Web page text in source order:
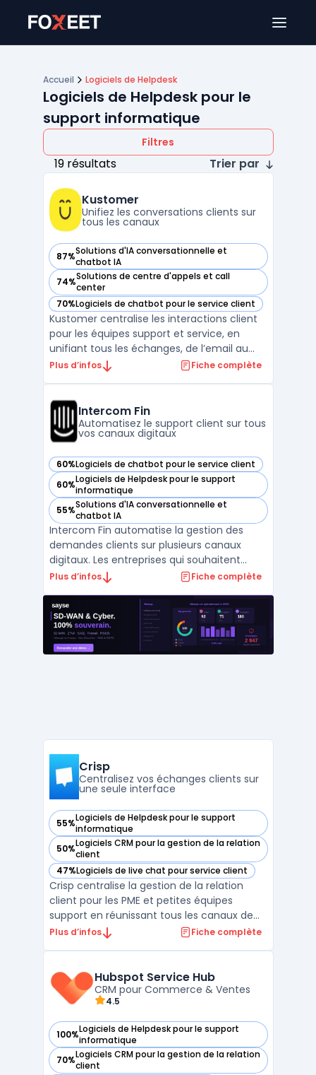
Accueil Logiciels de Helpdesk
Logiciels de Helpdesk pour le
support informatique
Filtres
19 résultats Trier par
Kustomer
Unifiez les conversations clients sur
tous les canaux
87%Solutions d'IA conversationnelle et
chatbot IA
— voir Kustomer dans cette catégorie
74%Solutions de centre d'appels et call
center
— voir Kustomer dans cette catégorie
70%Logiciels de chatbot pour le service client
— voir Kustomer dans cette catégorie
Kustomer centralise les interactions client
pour les équipes support et service, en
unifiant tous les échanges, de l’email au
chat en passant par la voix et les réseaux
de gestion multi-canal, avec un historique
complet p ...
Plus d’infos Fiche complète
Intercom Fin
Automatisez le support client sur tous
vos canaux digitaux
60%Logiciels de chatbot pour le service client
— voir Intercom Fin dans cette catégorie
60%Logiciels de Helpdesk pour le support
informatique
— voir Intercom Fin dans cette catégorie
55%Solutions d'IA conversationnelle et
chatbot IA
— voir Intercom Fin dans cette catégorie
Intercom Fin automatise la gestion des
demandes clients sur plusieurs canaux
digitaux. Les entreprises qui souhaitent
structurer leur service client utilisent cet
million de conversations chaque semaine.
Le principal objectif consiste à répartir la
charge ...
Plus d’infos Fiche complète
Crisp
Centralisez vos échanges clients sur
une seule interface
55%Logiciels de Helpdesk pour le support
informatique
— voir Crisp dans cette catégorie
50%Logiciels CRM pour la gestion de la relation
client
— voir Crisp dans cette catégorie
47%Logiciels de live chat pour service client
— voir Crisp dans cette catégorie
Crisp centralise la gestion de la relation
client pour les PME et petites équipes
support en réunissant tous les canaux de
communication dans une interface unique.
engendre des suivis complexes pour les
conversations et mod ...
Plus d’infos Fiche complète
Hubspot Service Hub
CRM pour Commerce & Ventes
4.5
100%Logiciels de Helpdesk pour le support
informatique
— voir Hubspot Service Hub dans cette catégorie
70%Logiciels CRM pour la gestion de la relation
client
— voir Hubspot Service Hub dans cette catégorie